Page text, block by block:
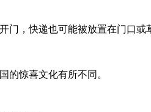
门，快递也可能被放置在门口或
的惊喜文化有所不同。